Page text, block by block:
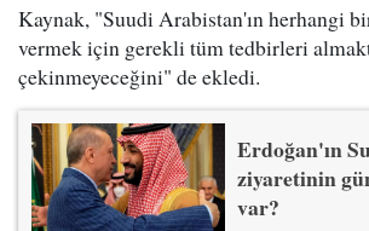
Kaynak, "Suudi Arabistan'ın herhangi
vermek için gerekli tüm tedbirleri
çekinmeyeceğini" de ekledi.
Erdoğan'ın
ziyaretinin
var?